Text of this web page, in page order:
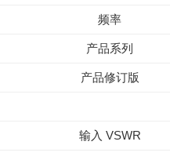
频率
产品系列
产品修订版
输入 VSWR